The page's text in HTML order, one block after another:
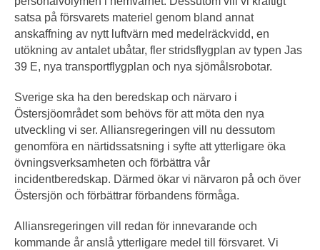
satsa på försvarets materiel genom bland annat
anskaffning av nytt luftvärn med medelräckvidd, en
utökning av antalet ubåtar, fler stridsflygplan av typen Jas
39 E, nya transportflygplan och nya sjömålsrobotar.
Sverige ska ha den beredskap och närvaro i
Östersjöområdet som behövs för att möta den nya
utveckling vi ser. Alliansregeringen vill nu dessutom
genomföra en närtidssatsning i syfte att ytterligare öka
övningsverksamheten och förbättra vår
incidentberedskap. Därmed ökar vi närvaron på och över
Östersjön och förbättrar förbandens förmåga.
Alliansregeringen vill redan för innevarande och
kommande år anslå ytterligare medel till försvaret. Vi